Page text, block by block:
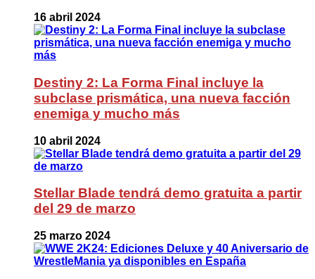
16 abril 2024
Destiny 2: La Forma Final incluye la
subclase prismática, una nueva facción
enemiga y mucho más
10 abril 2024
Stellar Blade tendrá demo gratuita a partir
del 29 de marzo
25 marzo 2024